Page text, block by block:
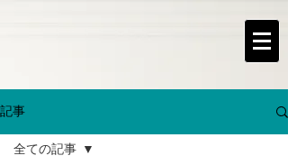
記事
全ての記事